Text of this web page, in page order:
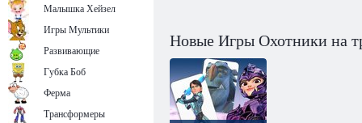
Новые Игры Охотники на
Малышка Хейзел
Игры Мультики
Развивающие
Губка Боб
Ферма
Трансформеры